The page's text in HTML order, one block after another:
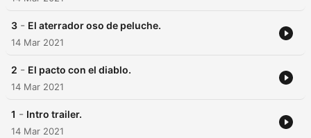
3 - El aterrador oso de peluche.
14 Mar 2021
2 - El pacto con el diablo.
14 Mar 2021
1 - Intro trailer.
14 Mar 2021